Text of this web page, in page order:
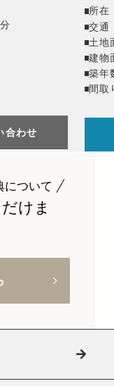
合わせ
所在
交通
土地
建物
築年
間取
について
けま